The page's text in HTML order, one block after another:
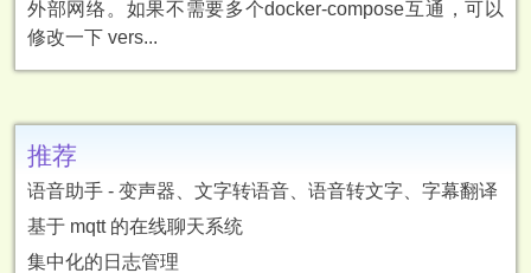
外部网络。如果不需要多个docker-compose互通，可以
修改一下 vers...
推荐
语音助手 - 变声器、文字转语音、语音转文字、字幕翻译
基于 mqtt 的在线聊天系统
集中化的日志管理